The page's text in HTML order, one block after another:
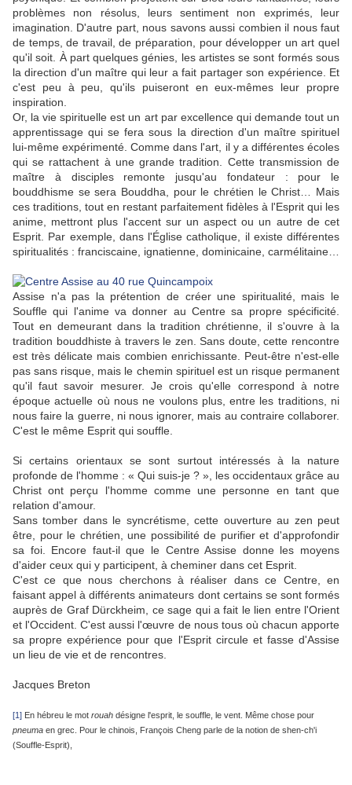
problèmes non résolus, leurs sentiment non exprimés, leur
imagination. D'autre part, nous savons aussi combien il nous faut
de temps, de travail, de préparation, pour développer un art quel
qu'il soit. À part quelques génies, les artistes se sont formés sous
la direction d'un maître qui leur a fait partager son expérience. Et
c'est peu à peu, qu'ils puiseront en eux-mêmes leur propre
inspiration.
Or, la vie spirituelle est un art par excellence qui demande tout un
apprentissage qui se fera sous la direction d'un maître spirituel
lui-même expérimenté. Comme dans l'art, il y a différentes écoles
qui se rattachent à une grande tradition. Cette transmission de
maître à disciples remonte jusqu'au fondateur : pour le
bouddhisme se sera Bouddha, pour le chrétien le Christ… Mais
ces traditions, tout en restant parfaitement fidèles à l'Esprit qui les
anime, mettront plus l'accent sur un aspect ou un autre de cet
Esprit. Par exemple, dans l'Église catholique, il existe différentes
spiritualités : franciscaine, ignatienne, dominicaine, carmélitaine…
Assise n'a pas la prétention de créer une spiritualité, mais le
Souffle qui l'anime va donner au Centre sa propre spécificité.
Tout en demeurant dans la tradition chrétienne, il s'ouvre à la
tradition bouddhiste à travers le zen. Sans doute, cette rencontre
est très délicate mais combien enrichissante. Peut-être n'est-elle
pas sans risque, mais le chemin spirituel est un risque permanent
qu'il faut savoir mesurer. Je crois qu'elle correspond à notre
époque actuelle où nous ne voulons plus, entre les traditions, ni
nous faire la guerre, ni nous ignorer, mais au contraire collaborer.
C'est le même Esprit qui souffle.
Si certains orientaux se sont surtout intéressés à la nature
profonde de l'homme : « Qui suis-je ? », les occidentaux grâce au
Christ ont perçu l'homme comme une personne en tant que
relation d'amour.
Sans tomber dans le syncrétisme, cette ouverture au zen peut
être, pour le chrétien, une possibilité de purifier et d'approfondir
sa foi. Encore faut-il que le Centre Assise donne les moyens
d'aider ceux qui y participent, à cheminer dans cet Esprit.
C'est ce que nous cherchons à réaliser dans ce Centre, en
faisant appel à différents animateurs dont certains se sont formés
auprès de Graf Dürckheim, ce sage qui a fait le lien entre l'Orient
et l'Occident. C'est aussi l'œuvre de nous tous où chacun apporte
sa propre expérience pour que l'Esprit circule et fasse d'Assise
un lieu de vie et de rencontres.
Jacques Breton
[1] En hébreu le mot rouah désigne l'esprit, le souffle, le vent. Même chose pour
pneuma en grec. Pour le chinois, François Cheng parle de la notion de shen-ch'i
(Souffle-Esprit),